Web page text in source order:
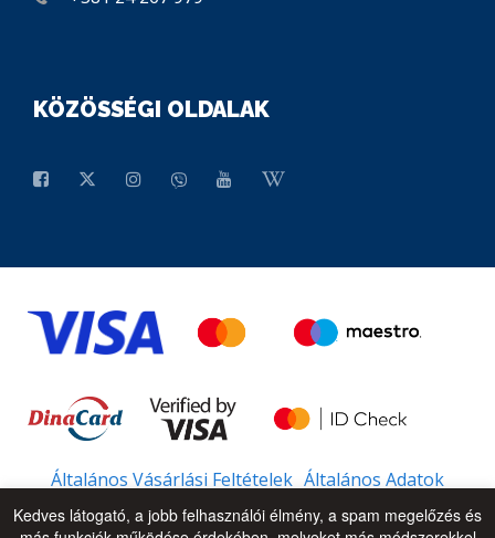
KÖZÖSSÉGI OLDALAK
Általános Vásárlási Feltételek Általános Adatok
Kedves látogató, a jobb felhasználói élmény, a spam megelőzés és